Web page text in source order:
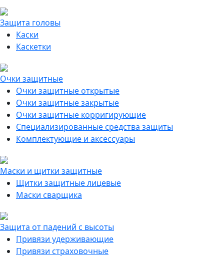
Защита головы
Каски
Каскетки
Очки защитные
Очки защитные открытые
Очки защитные закрытые
Очки защитные корригирующие
Специализированные средства защиты
Комплектующие и аксессуары
Маски и щитки защитные
Щитки защитные лицевые
Маски сварщика
Защита от падений с высоты
Привязи удерживающие
Привязи страховочные